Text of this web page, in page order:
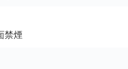
禁煙